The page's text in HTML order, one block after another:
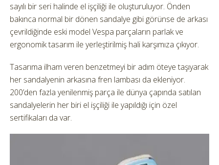
sayılı bir seri halinde el işçiliği ile oluşturuluyor. Önden
bakınca normal bir dönen sandalye gibi görünse de arkası
çevrildiğinde eski model Vespa parçaların parlak ve
ergonomik tasarım ile yerleştirilmiş hali karşımıza çıkıyor.
Tasarıma ilham veren benzetmeyi bir adım öteye taşıyarak
her sandalyenin arkasına fren lambası da ekleniyor.
200’den fazla yenilenmiş parça ile dünya çapında satılan
sandalyelerin her biri el işçiliği ile yapıldığı için özel
sertifikaları da var.